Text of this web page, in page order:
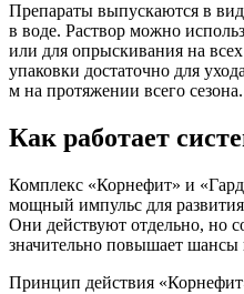
Препараты выпускаются в
в воде. Раствор можно
или для опрыскивания на
упаковки достаточно для
м на протяжении всего сезона.
Как работает
Комплекс «Корнефит» и
мощный импульс для
Они действуют отдельно, но
значительно повышает
Принцип действия